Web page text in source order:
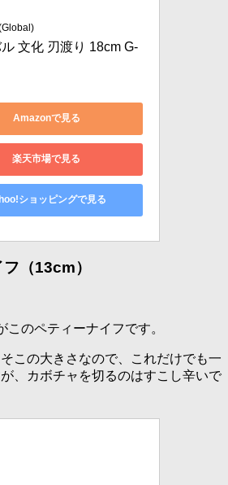
文化 刃渡り 18cm G-
Amazonで見る
楽天市場で見る
ショッピングで見る
（13cm）
のペティーナイフです。
この大きさなので、これだけでも一
、カボチャを切るのはすこし辛いで